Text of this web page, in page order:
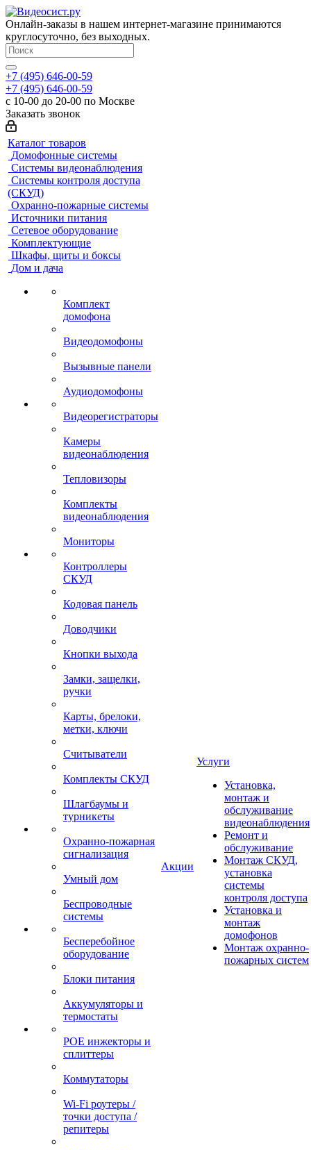
Онлайн-заказы в нашем интернет-магазине принимаются
круглосуточно, без выходных.
+7 (495) 646-00-59
+7 (495) 646-00-59
с 10-00 до 20-00 по Москве
Заказать звонок
Каталог товаров
Домофонные системы
Системы видеонаблюдения
Системы контроля доступа
(СКУД)
Охранно-пожарные системы
Источники питания
Сетевое оборудование
Комплектующие
Шкафы, щиты и боксы
Дом и дача
Комплект
домофона
Видеодомофоны
Вызывные панели
Аудиодомофоны
Видеорегистраторы
Камеры
видеонаблюдения
Тепловизоры
Комплекты
видеонаблюдения
Мониторы
Контроллеры
СКУД
Кодовая панель
Доводчики
Кнопки выхода
Замки, защелки,
ручки
Карты, брелоки,
метки, ключи
Считыватели
Комплекты СКУД
Шлагбаумы и
турникеты
Охранно-пожарная
сигнализация
Умный дом
Беспроводные
системы
Бесперебойное
оборудование
Блоки питания
Аккумуляторы и
термостаты
POE инжекторы и
сплиттеры
Коммутаторы
Wi-Fi роутеры /
точки доступа /
репитеры
Акции
Услуги
Установка,
монтаж и
обслуживание
видеонаблюдения
Ремонт и
обслуживание
Монтаж СКУД,
установка
системы
контроля доступа
Установка и
монтаж
домофонов
Монтаж охранно-
пожарных систем